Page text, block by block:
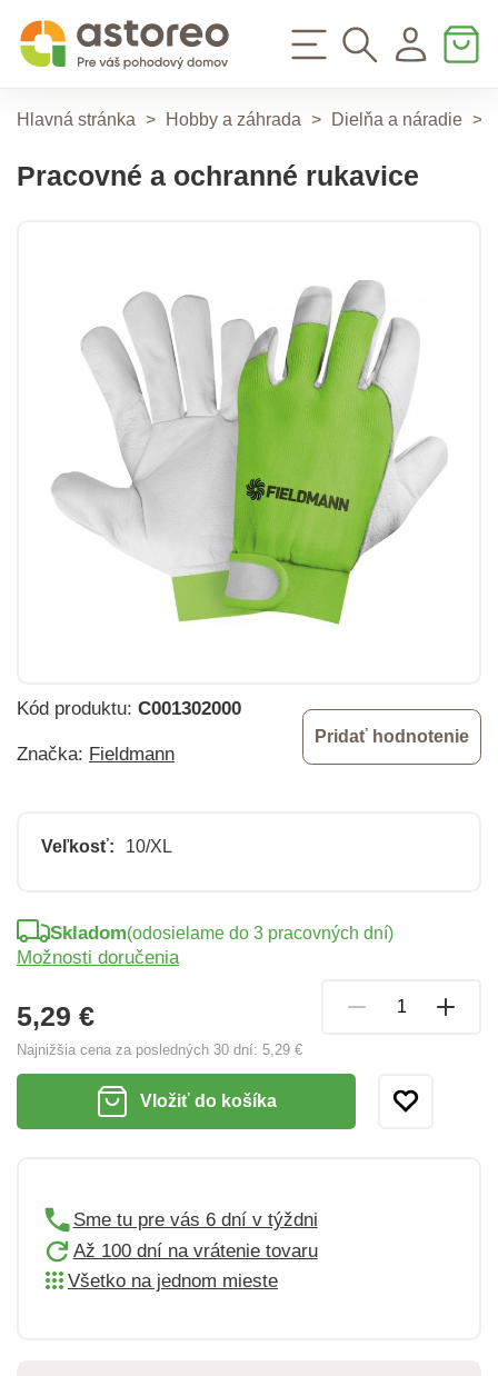
Hlavná stránka > Hobby a záhrada > Dielňa a náradie >
Pracovné a ochranné rukavice
Kód produktu: C001302000
Značka: Fieldmann
Pridať hodnotenie
Veľkosť: 10/XL
5,29 €
Najnižšia cena za posledných 30 dní: 5,29 €
Skladom(odosielame do 3 pracovných dní)
Možnosti doručenia
Vložiť do košíka
Sme tu pre vás 6 dní v týždni
Až 100 dní na vrátenie tovaru
Všetko na jednom mieste